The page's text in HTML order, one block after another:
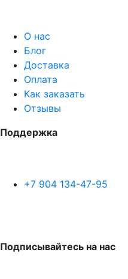
О нас
Блог
Доставка
Оплата
Как заказать
Отзывы
Поддержка
+7 904 134-47-95
Подписывайтесь на нас